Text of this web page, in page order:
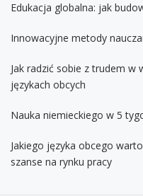
Edukacja globalna: jak
Innowacyjne metody
Jak radzić sobie z trudem
językach obcych
Nauka niemieckiego w 5
Jakiego języka obcego
szanse na rynku pracy